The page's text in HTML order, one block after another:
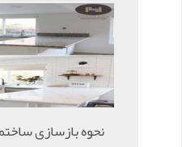
نحوه بازسازی